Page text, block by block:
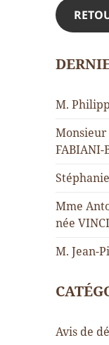
M.
Monsieur
FABIANI-
Mme
née
M. Jean-
Avis de